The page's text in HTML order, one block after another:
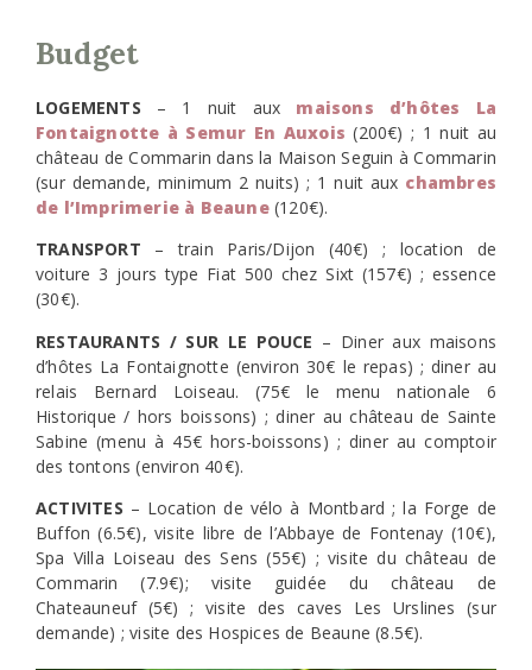
Budget
LOGEMENTS – 1 nuit aux maisons d’hôtes La
Fontaignotte à Semur En Auxois (200€) ; 1 nuit au
château de Commarin dans la Maison Seguin à Commarin
(sur demande, minimum 2 nuits) ; 1 nuit aux chambres
de l’Imprimerie à Beaune(120€).
TRANSPORT – train Paris/Dijon (40€) ; location de
voiture 3 jours type Fiat 500 chez Sixt (157€) ; essence
(30€).
RESTAURANTS / SUR LE POUCE – Diner aux maisons
d’hôtes La Fontaignotte (environ 30€ le repas) ; diner au
relais Bernard Loiseau. (75€ le menu nationale 6
Historique / hors boissons) ; diner au château de Sainte
Sabine (menu à 45€ hors-boissons) ; diner au comptoir
des tontons (environ 40€).
ACTIVITES – Location de vélo à Montbard ; la Forge de
Buffon (6.5€), visite libre de l’Abbaye de Fontenay (10€),
Spa Villa Loiseau des Sens (55€) ; visite du château de
Commarin (7.9€); visite guidée du château de
Chateauneuf (5€) ; visite des caves Les Urslines (sur
demande) ; visite des Hospices de Beaune (8.5€).